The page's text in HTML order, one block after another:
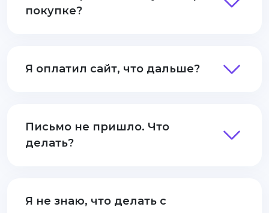
покупке?
Я оплатил сайт, что дальше?
Письмо не пришло. Что
делать?
Я не знаю, что делать с